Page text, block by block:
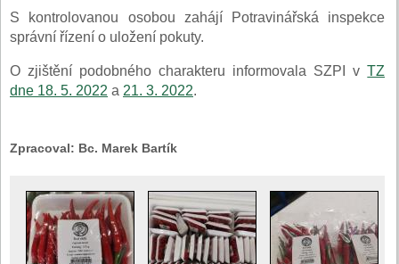
S kontrolovanou osobou zahájí Potravinářská inspekce
správní řízení o uložení pokuty.
O zjištění podobného charakteru informovala SZPI vTZ
dne 18. 5. 2022 a 21. 3. 2022.
Zpracoval: Bc. Marek Bartík